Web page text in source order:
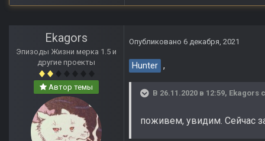
Ekagors
Эпизоды Жизни мерка 1.5 и
другие проекты
Автор темы
Опубликовано 6 декабря, 2021
Hunter ,
В 26.11.2020 в 12:59, Ekagors
поживем, увидим. Сейчас